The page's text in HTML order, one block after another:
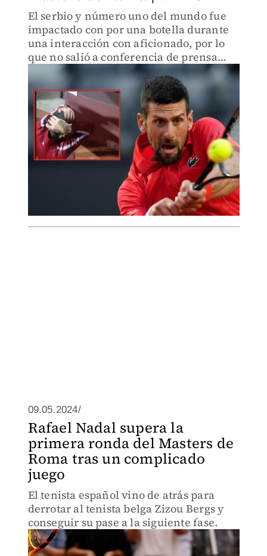
El serbio y número uno del mundo fue
impactado con por una botella durante
una interacción con aficionado, por lo
que no salió a conferencia de prensa
luego de este suceso
09.05.2024/
Rafael Nadal supera la
primera ronda del Masters de
Roma tras un complicado
juego
El tenista español vino de atrás para
derrotar al tenista belga Zizou Bergs y
conseguir su pase a la siguiente fase.